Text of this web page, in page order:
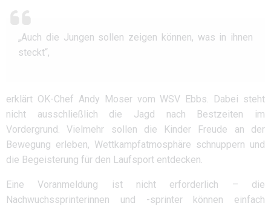
„Auch die Jungen sollen zeigen können, was in ihnen
steckt“,
erklärt OK-Chef Andy Moser vom WSV Ebbs. Dabei steht
nicht ausschließlich die Jagd nach Bestzeiten im
Vordergrund. Vielmehr sollen die Kinder Freude an der
Bewegung erleben, Wettkampfatmosphäre schnuppern und
die Begeisterung für den Laufsport entdecken.
Eine Voranmeldung ist nicht erforderlich – die
Nachwuchssprinterinnen und -sprinter können einfach